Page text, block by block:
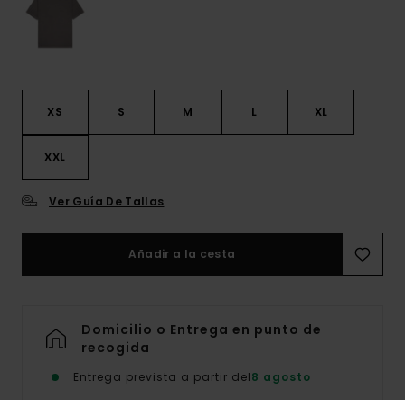
XS S M L XL
XXL
Ver Guía De Tallas
Añadir a la cesta
Domicilio o Entrega en punto de
recogida
Entrega prevista a partir del8 agosto